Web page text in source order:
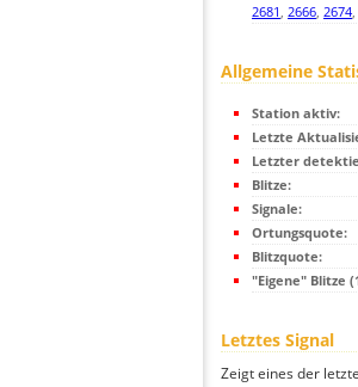
2681, 2666, 2674,
Allgemeine
Station aktiv:
Letzte
Letzter
Blitze:
Signale:
Ortungsquote:
Blitzquote:
"Eigene" Blitze
Letztes Signal
Zeigt eines der